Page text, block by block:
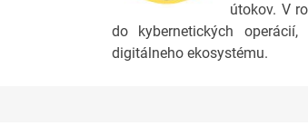
útokov. V
do kybernetických
digitálneho ekosystému.